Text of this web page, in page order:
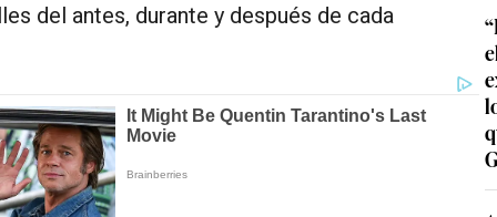
del antes, durante y después de cada